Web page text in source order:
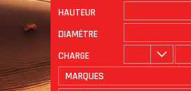
HAUTEUR
DIAMÈTRE
CHARGE
MARQUES